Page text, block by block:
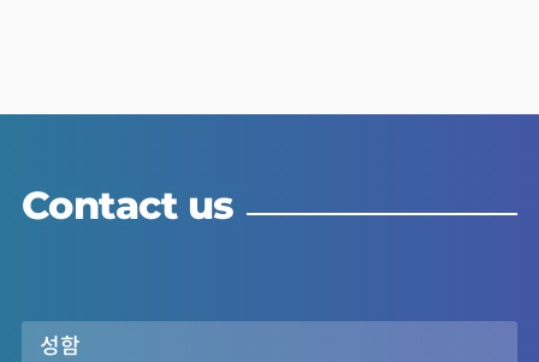
Contact us